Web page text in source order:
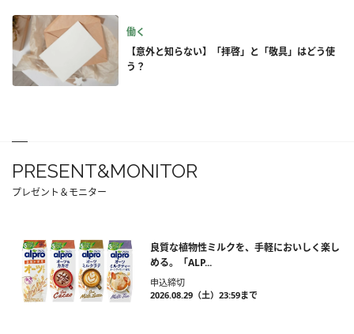
働く
【意外と知らない】「拝啓」と「敬具」はどう使
う？
PRESENT&MONITOR
プレゼント＆モニター
良質な植物性ミルクを、手軽においしく楽し
める。「ALP...
申込締切
2026.08.29（土）23:59まで